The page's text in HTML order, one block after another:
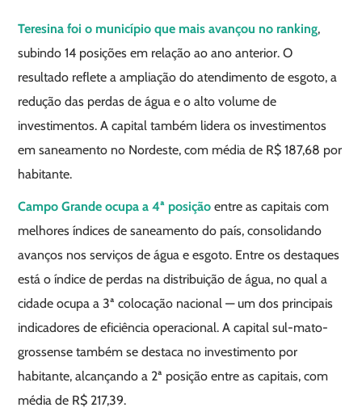
Teresina foi o município que mais avançou no ranking,
subindo 14 posições em relação ao ano anterior. O
resultado reflete a ampliação do atendimento de esgoto, a
redução das perdas de água e o alto volume de
investimentos. A capital também lidera os investimentos
em saneamento no Nordeste, com média de R$ 187,68 por
habitante.
Campo Grande ocupa a 4ª posição entre as capitais com
melhores índices de saneamento do país, consolidando
avanços nos serviços de água e esgoto. Entre os destaques
está o índice de perdas na distribuição de água, no qual a
cidade ocupa a 3ª colocação nacional — um dos principais
indicadores de eficiência operacional. A capital sul-mato-
grossense também se destaca no investimento por
habitante, alcançando a 2ª posição entre as capitais, com
média de R$ 217,39.